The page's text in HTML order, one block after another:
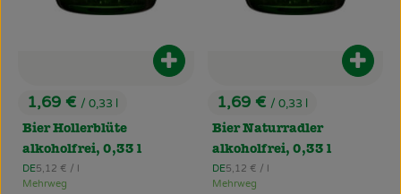
, Preis:
1,69 € / 0,33 l
Bier Hollerblüte
alkoholfrei, 0,33 l
, Herkunft:
DE, Referenzpreis:
5,12 € / l
Mehrweg
Produkt zum Warenkorb
, Preis:
1,69 € / 0,33 l
Bier Naturradler
alkoholfrei, 0,33 l
, Herkunft:
DE, Referenzpreis:
5,12 € / l
Mehrweg